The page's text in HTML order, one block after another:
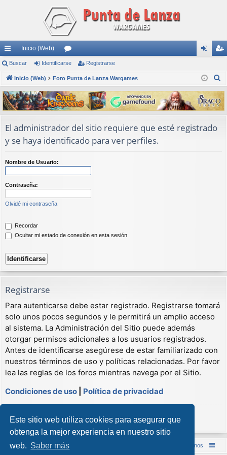
Este sitio web utiliza cookies para asegurar que
obtenga la mejor experiencia en nuestro sitio
web. Saber más
nl
ac
es
rá
pi
do
Inicio (Web)
or
os nti
fic
ar
ist
ra
rs
Buscar Identificarse Registrarse
Inicio (Web) Foro Punta de Lanza Wargames
s
c
El administrador del sitio requiere que esté registrado
y se haya identificado para ver perfiles.
Nombre de Usuario:
Contraseña:
Olvidé mi contraseña
Recordar
Ocultar mi estado de conexión en esta sesión
Registrarse
Para autenticarse debe estar registrado. Registrarse tomará
solo unos pocos segundos y le permitirá un amplio acceso
al sistema. La Administración del Sitio puede además
otorgar permisos adicionales a los usuarios registrados.
Antes de identificarse asegúrese de estar familiarizado con
nuestros términos de uso y políticas relacionadas. Por favor
lea las reglas de los foros mientras navega por el Sitio.
Condiciones de uso
Política de privacidad
Registrarse
Inicio (Web) Foro Punta de Lanza Wargames Contáctenos